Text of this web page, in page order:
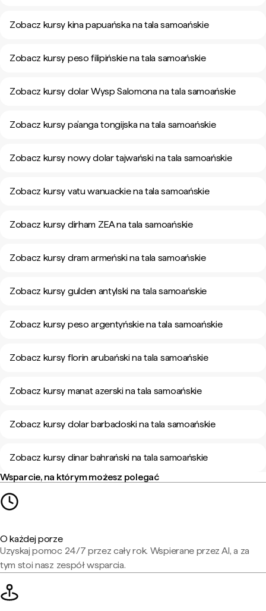
Zobacz kursy kina papuańska na tala samoańskie
Zobacz kursy peso filipińskie na tala samoańskie
Zobacz kursy dolar Wysp Salomona na tala samoańskie
Zobacz kursy pa’anga tongijska na tala samoańskie
Zobacz kursy nowy dolar tajwański na tala samoańskie
Zobacz kursy vatu wanuackie na tala samoańskie
Zobacz kursy dirham ZEA na tala samoańskie
Zobacz kursy dram armeński na tala samoańskie
Zobacz kursy gulden antylski na tala samoańskie
Zobacz kursy peso argentyńskie na tala samoańskie
Zobacz kursy florin arubański na tala samoańskie
Zobacz kursy manat azerski na tala samoańskie
Zobacz kursy dolar barbadoski na tala samoańskie
Zobacz kursy dinar bahrański na tala samoańskie
Wsparcie, na którym możesz polegać
O każdej porze
Uzyskaj pomoc 24/7 przez cały rok. Wspierane przez AI, a za
tym stoi nasz zespół wsparcia.